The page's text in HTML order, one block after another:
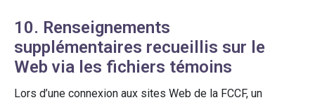
10. Renseignements
supplémentaires recueillis sur le
Web via les fichiers témoins
Lors d’une connexion aux sites Web de la FCCF, un